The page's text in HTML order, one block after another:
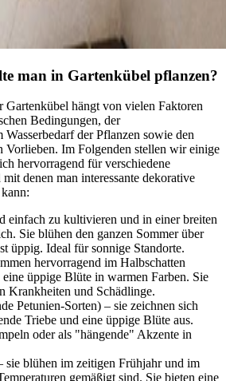
man in Gartenkübel pflanzen?
hängt von vielen Faktoren
Bedingungen, der
Wasserbedarf der Pflanzen sowie den
Vorlieben. Im Folgenden stellen wir einige
hervorragend für verschiedene
denen man interessante dekorative
einfach zu kultivieren und in einer breiten
Sie blühen den ganzen Sommer über
üppig. Ideal für sonnige Standorte.
hervorragend im Halbschatten
üppige Blüte in warmen Farben. Sie
Krankheiten und Schädlinge.
Petunien-Sorten) – sie zeichnen sich
Triebe und eine üppige Blüte aus.
oder als "hängende" Akzente in
sie blühen im zeitigen Frühjahr und im
gemäßigt sind. Sie bieten eine